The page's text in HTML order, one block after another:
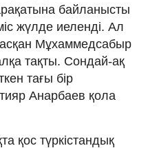
байланысты
жүлде иеленді. Ал
Мұхаммедсабыр
тақты. Сондай-ақ
тағы бір
Анарбаев қола
қос түркістандық